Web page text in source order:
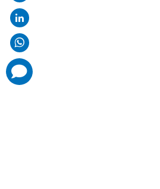
comments
added